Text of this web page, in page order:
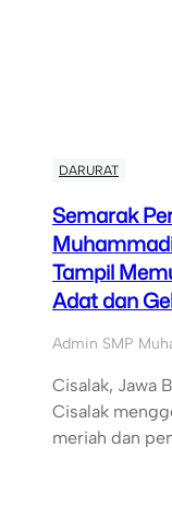
DARURAT
Semarak
Tampil
Adat dan
Admin SMP
Cisalak, Jawa
Cisalak
meriah dan